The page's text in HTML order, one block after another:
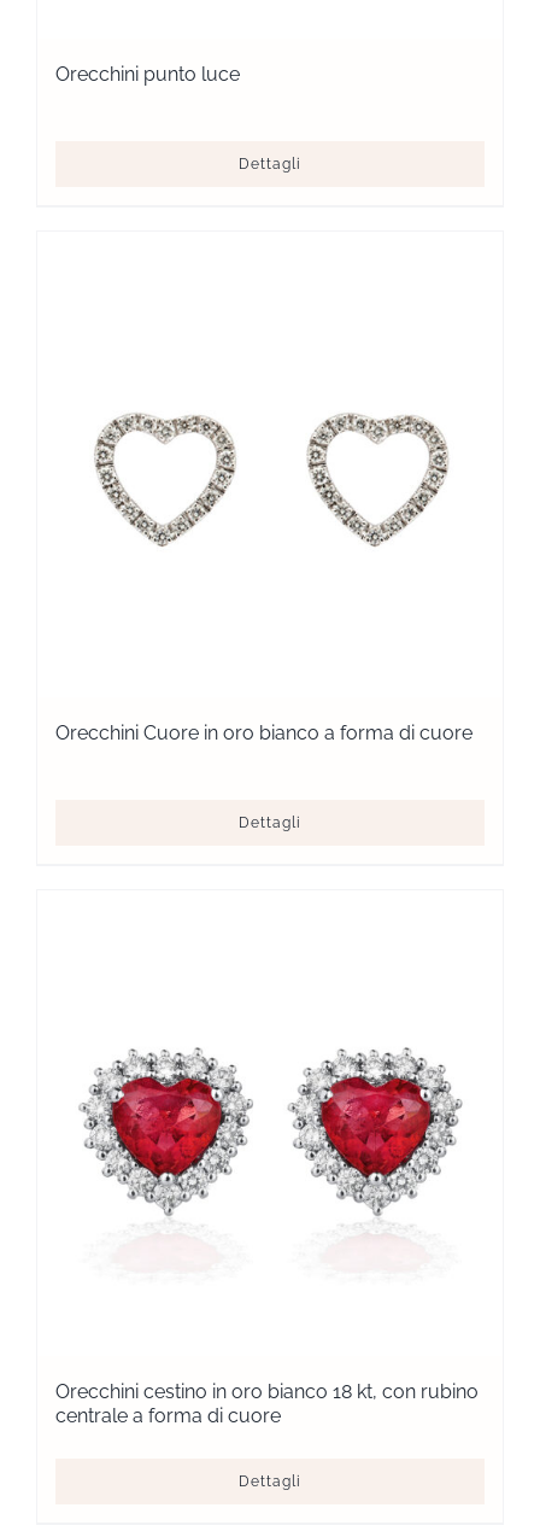
Orecchini punto luce
Dettagli
Orecchini Cuore in oro bianco a forma di cuore
Dettagli
Orecchini cestino in oro bianco 18 kt, con rubino
centrale a forma di cuore
Dettagli